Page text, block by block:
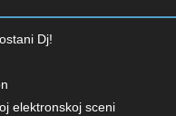
Dj!
elektronskoj sceni